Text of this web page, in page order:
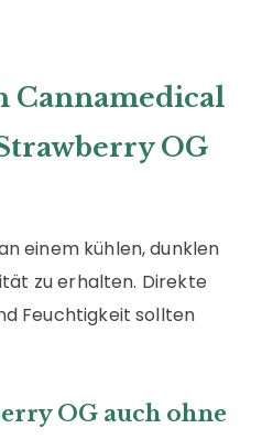
Cannamedical
OG
einem kühlen, dunklen
zu erhalten. Direkte
Feuchtigkeit sollten
OG auch ohne